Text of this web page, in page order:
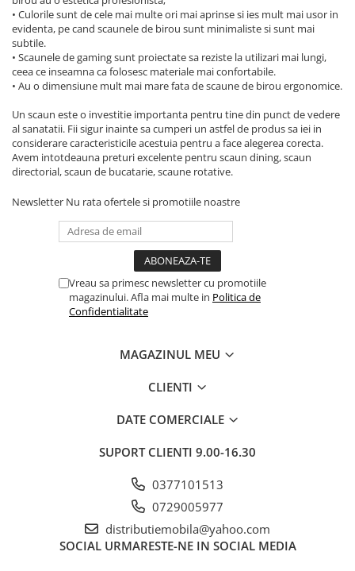
• Culorile sunt de cele mai multe ori mai aprinse si ies mult mai usor in
evidenta, pe cand scaunele de birou sunt minimaliste si sunt mai
subtile.
• Scaunele de gaming sunt proiectate sa reziste la utilizari mai lungi,
ceea ce inseamna ca folosesc materiale mai confortabile.
• Au o dimensiune mult mai mare fata de scaune de birou ergonomice.
Un scaun este o investitie importanta pentru tine din punct de vedere
al sanatatii. Fii sigur inainte sa cumperi un astfel de produs sa iei in
considerare caracteristicile acestuia pentru a face alegerea corecta.
Avem intotdeauna preturi excelente pentru scaun dining, scaun
directorial, scaun de bucatarie, scaune rotative.
Newsletter Nu rata ofertele si promotiile noastre
Vreau sa primesc newsletter cu promotiile
magazinului. Afla mai multe in Politica de
Confidentialitate
MAGAZINUL MEU
CLIENTI
DATE COMERCIALE
SUPORT CLIENTI 9.00-16.30
0377101513
0729005977
distributiemobila@yahoo.com
SOCIAL URMARESTE-NE IN SOCIAL MEDIA